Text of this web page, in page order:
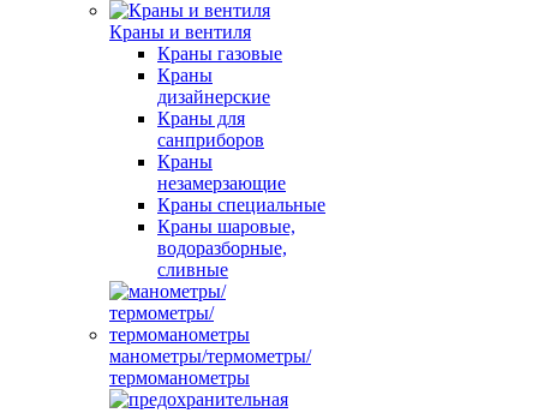
Краны и вентиля
Краны газовые
Краны
дизайнерские
Краны для
санприборов
Краны
незамерзающие
Краны специальные
Краны шаровые,
водоразборные,
сливные
манометры/термометры/
термоманометры